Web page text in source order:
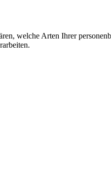
welche Arten Ihrer